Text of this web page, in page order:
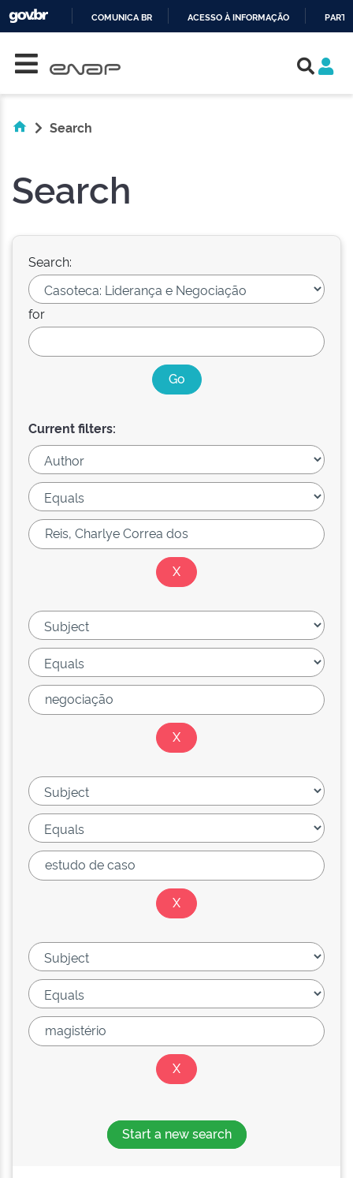
COMUNICA BR ACESSO À INFORMAÇÃO
Search
Search
Search:
for
Current filters:
Start a new search